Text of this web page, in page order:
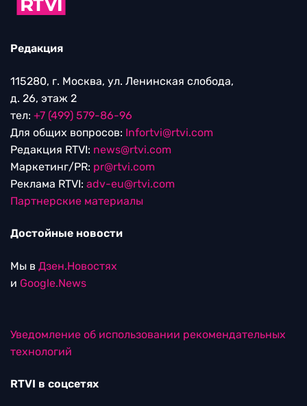
Редакция
115280, г. Москва, ул. Ленинская слобода,
д. 26, этаж 2
тел: +7 (499) 579-86-96
Для общих вопросов: Infortvi@rtvi.com
Редакция RTVI: news@rtvi.com
Маркетинг/PR: pr@rtvi.com
Реклама RTVI: adv-eu@rtvi.com
Партнерские материалы
Достойные новости
Мы в Дзен.Новостях
и Google.News
Уведомление об использовании рекомендательных
технологий
RTVI в соцсетях